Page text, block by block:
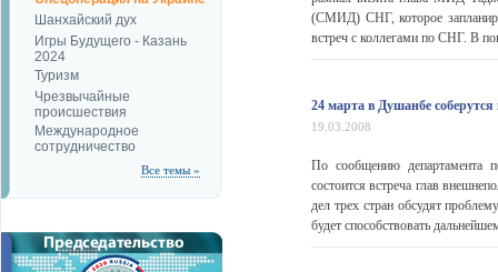
Шанхайский дух
Игры Будущего - Казань
2024
Туризм
Чрезвычайные
происшествия
Международное
сотрудничество
Все темы »
(СМИД) СНГ, которое
встреч с коллегами по СНГ. В
24 марта в Душанбе
19.03.2008
По сообщению департамента
состоится встреча глав
дел трех стран обсудят
будет способствовать